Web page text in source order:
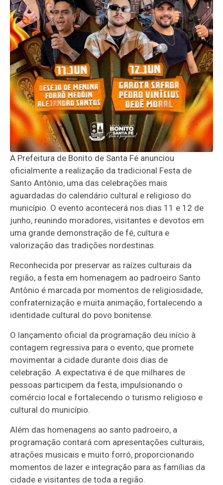
A Prefeitura de Bonito de Santa Fé anunciou
oficialmente a realização da tradicional Festa de
Santo Antônio, uma das celebrações mais
aguardadas do calendário cultural e religioso do
município. O evento acontecerá nos dias 11 e 12 de
junho, reunindo moradores, visitantes e devotos em
uma grande demonstração de fé, cultura e
valorização das tradições nordestinas.
Reconhecida por preservar as raízes culturais da
região, a festa em homenagem ao padroeiro Santo
Antônio é marcada por momentos de religiosidade,
confraternização e muita animação, fortalecendo a
identidade cultural do povo bonitense.
O lançamento oficial da programação deu início à
contagem regressiva para o evento, que promete
movimentar a cidade durante dois dias de
celebração. A expectativa é de que milhares de
pessoas participem da festa, impulsionando o
comércio local e fortalecendo o turismo religioso e
cultural do município.
Além das homenagens ao santo padroeiro, a
programação contará com apresentações culturais,
atrações musicais e muito forró, proporcionando
momentos de lazer e integração para as famílias da
cidade e visitantes de toda a região.